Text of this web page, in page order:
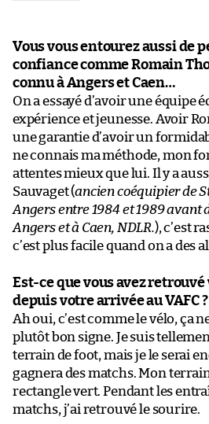
Vous vous entourez aussi de
confiance comme Romain
connu à Angers et Caen…
On a essayé d’avoir une équipe
expérience et jeunesse. Avoir
une garantie d’avoir un
ne connais ma méthode, mon
attentes mieux que lui. Il y a
Sauvaget (ancien coéquipier de
Angers entre 1984 et 1989 avant
Angers et à Caen, NDLR.), c’est
c’est plus facile quand on a des
Est-ce que vous avez
depuis votre arrivée au VAFC ?
Ah oui, c’est comme le vélo, ça
plutôt bon signe. Je suis
terrain de foot, mais je le serai
gagnera des matchs. Mon terrain
rectangle vert. Pendant les
matchs, j’ai retrouvé le sourire.